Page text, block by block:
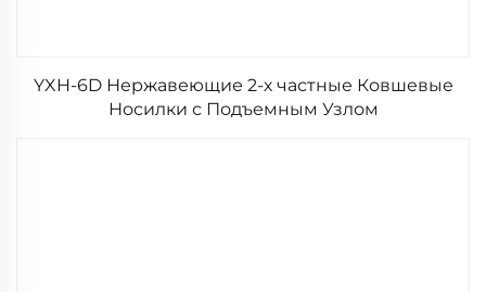
YXH-6D Нержавеющие 2-х частные Ковшевые
Носилки с Подъемным Узлом